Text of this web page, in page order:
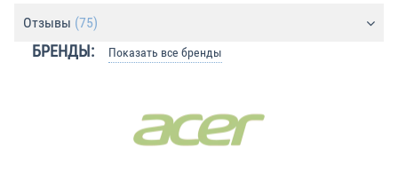
Отзывы (75)
БРЕНДЫ: Показать все бренды